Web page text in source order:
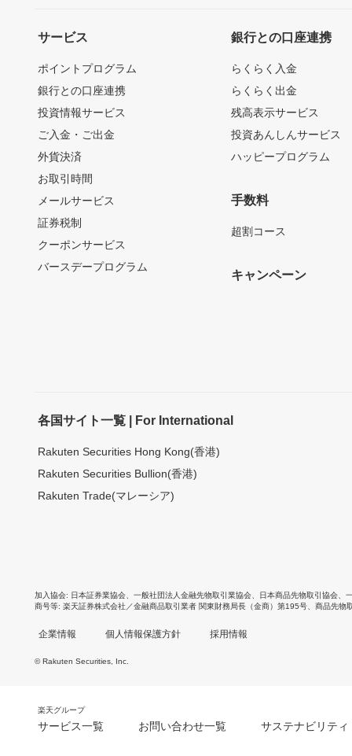
サービス
ポイントプログラム
銀行との口座連携
投資情報サービス
ご入金・ご出金
外貨決済
お取引時間
メールサービス
証券税制
クーポンサービス
バースデープログラム
銀行との口座連携
らくらく入金
らくらく出金
残高表示サービス
投資あんしんサービス
ハッピープログラム
手数料
超割コース
キャンペーン
各国サイト一覧 | For International
Rakuten Securities Hong Kong(香港)
Rakuten Securities Bullion(香港)
Rakuten Trade(マレーシア)
加入協会 日本証券業協会 一般社団法人金融先物取引業協会 日本商品先物取引協会
商号等 楽天証券株式会社／金融商品取引業者 関東財務局長（金商）第195号、商品先物
企業情報 個人情報保護方針 採用情報
© Rakuten Securities, Inc.
楽天グループ
サービス一覧 お問い合わせ一覧 サステナビリティ